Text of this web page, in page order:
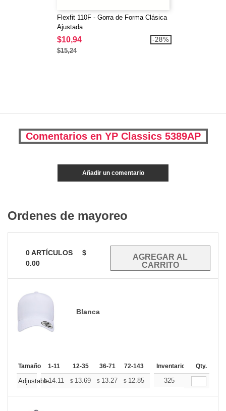
Flexfit 110F - Gorra de Forma Clásica
Ajustada
$10,94
$15,24
-28%
Comentarios en YP Classics 5389AP
Añadir un comentario
Ordenes de mayoreo
0ARTÍCULOS
$
0.00
Blanca
Tamaño 1-11 12-35 36-71 72-143 144-287 288 +
Inventario Qty.
Adjustable
$14.11 $ 13.69 $ 13.27 $ 12.85 12.44
325